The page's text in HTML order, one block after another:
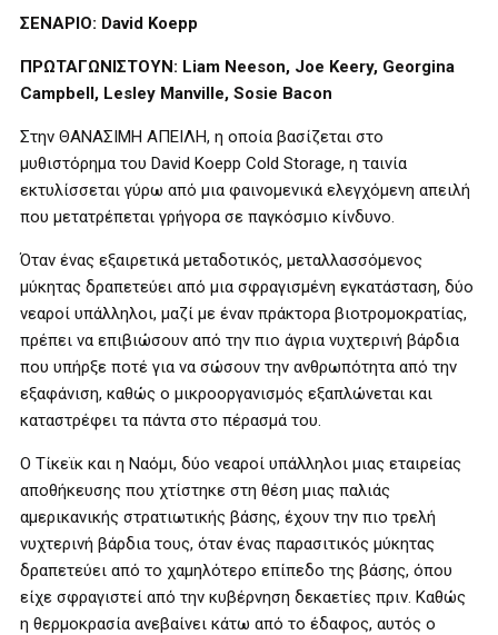
ΣΕΝΑΡΙΟ: David Koepp
ΠΡΩΤΑΓΩΝΙΣΤΟΥΝ: Liam Neeson, Joe Keery, Georgina
Campbell, Lesley Manville, Sosie Bacon
Στην ΘΑΝΑΣΙΜΗ ΑΠΕΙΛΗ, η οποία βασίζεται στο
μυθιστόρημα του David Koepp Cold Storage, η ταινία
εκτυλίσσεται γύρω από μια φαινομενικά ελεγχόμενη απειλή
που μετατρέπεται γρήγορα σε παγκόσμιο κίνδυνο.
Όταν ένας εξαιρετικά μεταδοτικός, μεταλλασσόμενος
μύκητας δραπετεύει από μια σφραγισμένη εγκατάσταση, δύο
νεαροί υπάλληλοι, μαζί με έναν πράκτορα βιοτρομοκρατίας,
πρέπει να επιβιώσουν από την πιο άγρια νυχτερινή βάρδια
που υπήρξε ποτέ για να σώσουν την ανθρωπότητα από την
εξαφάνιση, καθώς ο μικροοργανισμός εξαπλώνεται και
καταστρέφει τα πάντα στο πέρασμά του.
Ο Τίκεϊκ και η Ναόμι, δύο νεαροί υπάλληλοι μιας εταιρείας
αποθήκευσης που χτίστηκε στη θέση μιας παλιάς
αμερικανικής στρατιωτικής βάσης, έχουν την πιο τρελή
νυχτερινή βάρδια τους, όταν ένας παρασιτικός μύκητας
δραπετεύει από το χαμηλότερο επίπεδο της βάσης, όπου
είχε σφραγιστεί από την κυβέρνηση δεκαετίες πριν. Καθώς
η θερμοκρασία ανεβαίνει κάτω από το έδαφος, αυτός ο